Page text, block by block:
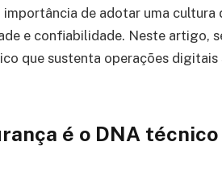
de adotar uma cultura
e confiabilidade. Neste artigo,
que sustenta operações digitais
é o DNA